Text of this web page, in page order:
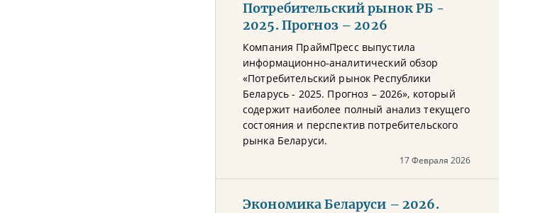
Потребительский рынок РБ -
2025. Прогноз – 2026
Компания ПраймПресс выпустила
информационно-аналитический обзор
«Потребительский рынок Республики
Беларусь - 2025. Прогноз – 2026», который
содержит наиболее полный анализ текущего
состояния и перспектив потребительского
рынка Беларуси.
17 Февраля 2026
Экономика Беларуси – 2026.